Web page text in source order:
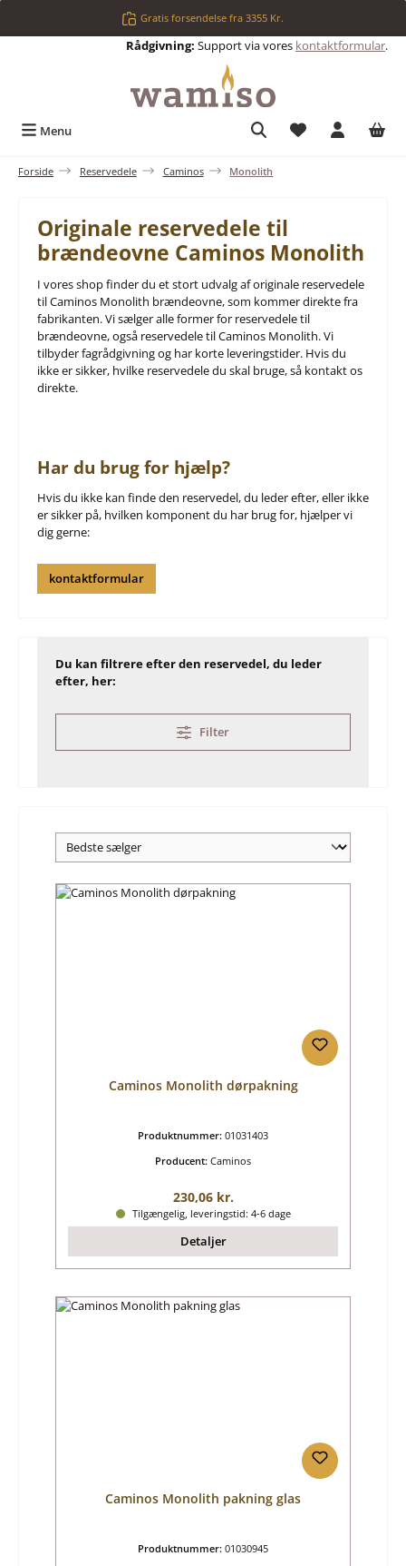
Gratis forsendelse fra 3355 Kr.
Rådgivning: Support via vores kontaktformular.
Menu Du har 0
Forside Reservedele Caminos Monolith
Originale reservedele til
brændeovne Caminos Monolith
I vores shop finder du et stort udvalg af originale reservedele
til Caminos Monolith brændeovne, som kommer direkte fra
fabrikanten. Vi sælger alle former for reservedele til
brændeovne, også reservedele til Caminos Monolith. Vi
tilbyder fagrådgivning og har korte leveringstider. Hvis du
ikke er sikker, hvilke reservedele du skal bruge, så kontakt os
direkte.
Har du brug for hjælp?
Hvis du ikke kan finde den reservedel, du leder efter, eller ikke
er sikker på, hvilken komponent du har brug for, hjælper vi
dig gerne:
kontaktformular
Du kan filtrere efter den reservedel, du leder
efter, her:
Filter
Caminos Monolith dørpakning
Produktnummer: 01031403
Producent: Caminos
Almindelig pris:
230,06 kr.
Tilgængelig, leveringstid: 4-6 dage
Detaljer
Caminos Monolith pakning glas
Produktnummer: 01030945